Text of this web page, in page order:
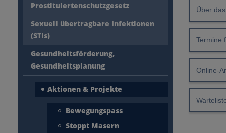
Prostituiertenschutzgesetz
Sexuell übertragbare Infektionen
(STIs)
Gesundheitsförderung,
Gesundheitsplanung
Aktionen & Projekte
Bewegungspass
Stoppt Masern
Über
Termine
Online-